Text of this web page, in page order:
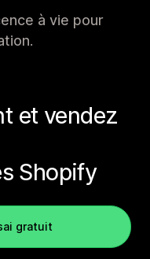
à vie pour
et vendez
Shopify
gratuit